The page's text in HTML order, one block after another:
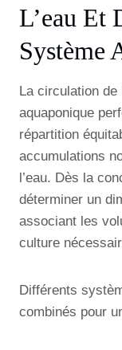
L’eau Et
Système
La circulation de
aquaponique
répartition
accumulations
l’eau. Dès la
déterminer un
associant les
culture
Différents
combinés pour